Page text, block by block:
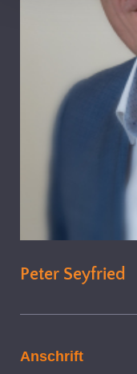
Peter Seyfried
Anschrift